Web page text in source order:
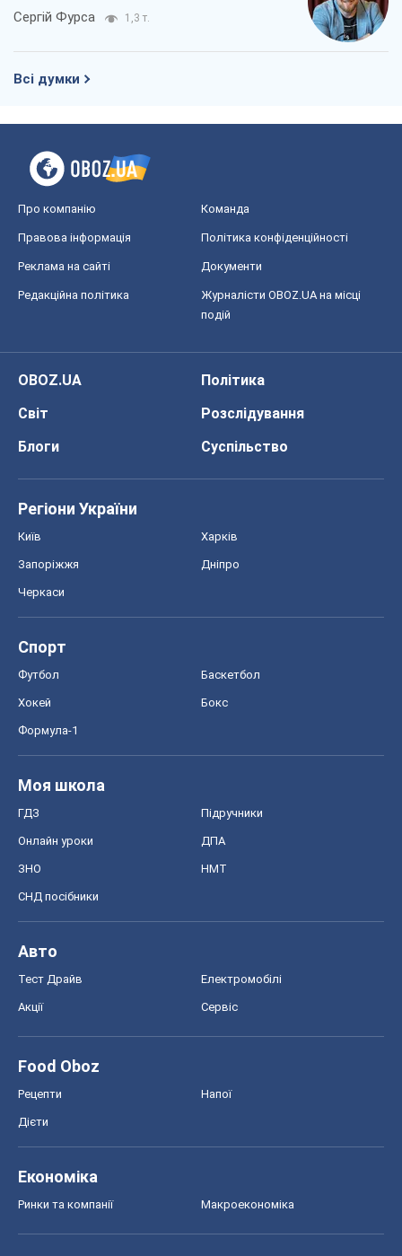
Сергій Фурса 1,3 т.
Всі думки
Про компанію Команда
Правова інформація Політика конфіденційності
Реклама на сайті Документи
Редакційна політика
Журналісти OBOZ.UA на місці
подій
OBOZ.UA
Політика
Світ
Розслідування
Блоги
Суспільство
Регіони України
Київ Харків
Запоріжжя Дніпро
Черкаси
Спорт
Футбол Баскетбол
Хокей Бокс
Формула-1
Моя школа
ГДЗ Підручники
Онлайн уроки ДПА
ЗНО НМТ
СНД посібники
Авто
Тест Драйв Електромобілі
Акції Сервіс
Food Oboz
Рецепти Напої
Дієти
Економіка
Ринки та компанії Макроекономіка